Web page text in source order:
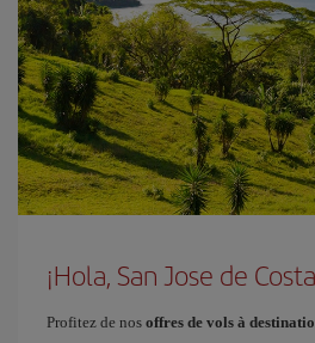
¡Hola, San Jose de
Profitez de nos offres de vols à